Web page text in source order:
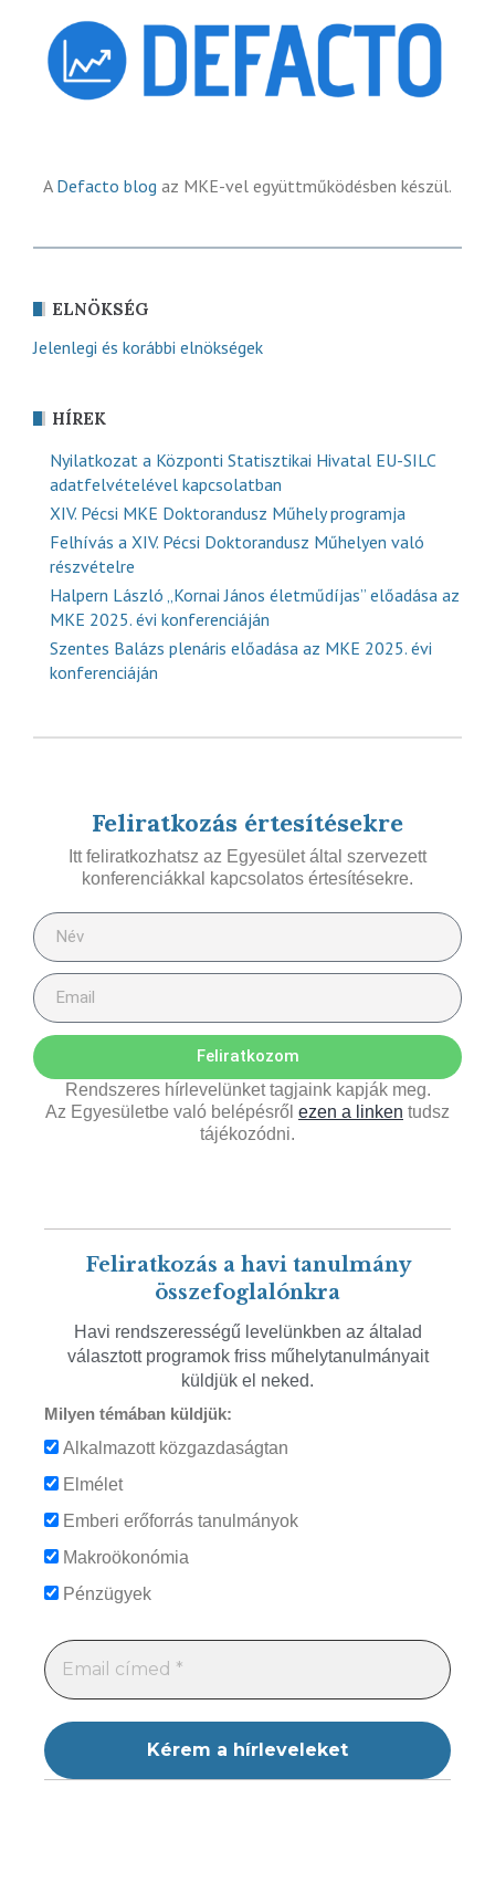
A Defacto blog az MKE-vel együttműködésben készül.
ELNÖKSÉG
Jelenlegi és korábbi elnökségek
HÍREK
Nyilatkozat a Központi Statisztikai Hivatal EU-SILC
adatfelvételével kapcsolatban
XIV. Pécsi MKE Doktorandusz Műhely programja
Felhívás a XIV. Pécsi Doktorandusz Műhelyen való
részvételre
Halpern László „Kornai János életműdíjas” előadása az
MKE 2025. évi konferenciáján
Szentes Balázs plenáris előadása az MKE 2025. évi
konferenciáján
Feliratkozás értesítésekre
Itt feliratkozhatsz az Egyesület által szervezett
konferenciákkal kapcsolatos értesítésekre.
Feliratkozom
Rendszeres hírlevelünket tagjaink kapják meg.
Az Egyesületbe való belépésről ezen a linken tudsz
tájékozódni.
Feliratkozás a havi tanulmány
összefoglalónkra
Havi rendszerességű levelünkben az általad
választott programok friss műhelytanulmányait
küldjük el neked.
Milyen témában küldjük:
Alkalmazott közgazdaságtan
Elmélet
Emberi erőforrás tanulmányok
Makroökonómia
Pénzügyek